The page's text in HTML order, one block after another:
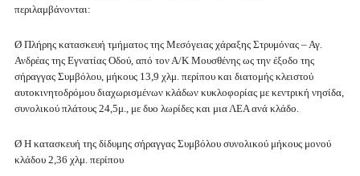
περιλαμβάνονται:
Ø Πλήρης κατασκευή τμήματος της Μεσόγειας χάραξης Στρυμόνας – Αγ.
Ανδρέας της Εγνατίας Οδού, από τον Α/Κ Μουσθένης ως την έξοδο της
σήραγγας Συμβόλου, μήκους 13,9 χλμ. περίπου και διατομής κλειστού
αυτοκινητοδρόμου διαχωρισμένων κλάδων κυκλοφορίας με κεντρική νησίδα,
συνολικού πλάτους 24,5μ., με δυο λωρίδες και μια ΛΕΑ ανά κλάδο.
Ø Η κατασκευή της δίδυμης σήραγγας Συμβόλου συνολικού μήκους μονού
κλάδου 2,36 χλμ. περίπου